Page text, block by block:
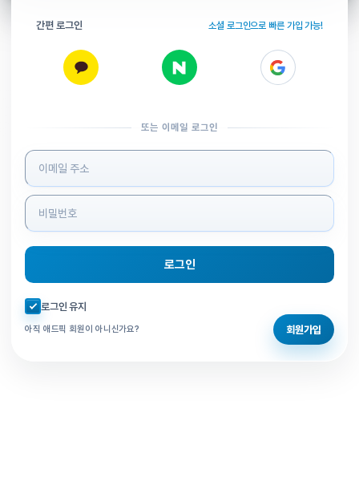
간편 로그인 소셜 로그인으로 빠른 가입 가능!
또는 이메일 로그인
로그인 정보 입력
로그인
자동로그인 체크
로그인 유지
아직 애드픽 회원이 아니신가요? 회원가입